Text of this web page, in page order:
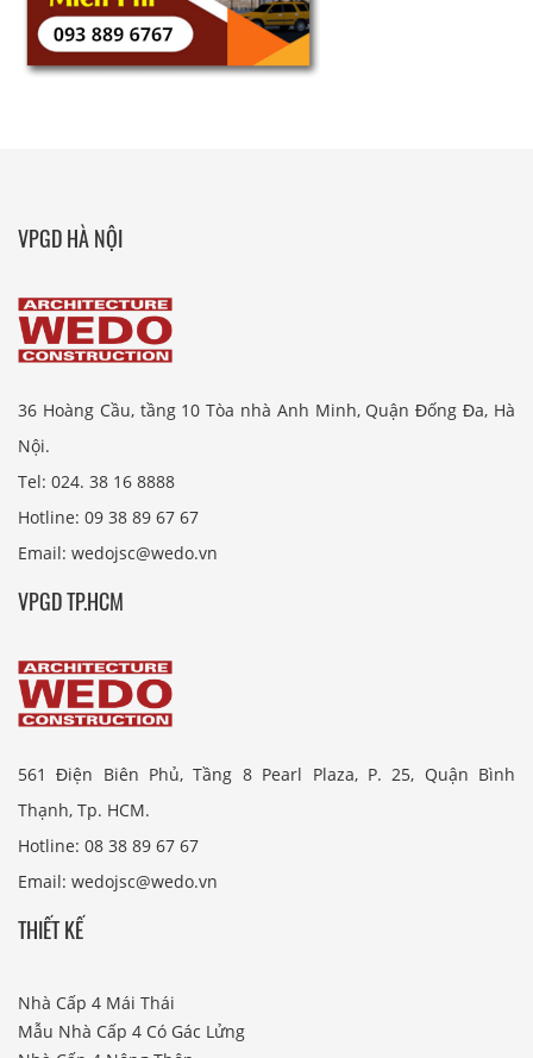
VPGD HÀ NỘI
36 Hoàng Cầu, tầng 10 Tòa nhà Anh Minh, Quận Đống Đa, Hà
Nội.
Tel: 024. 38 16 8888
Hotline: 09 38 89 67 67
Email: wedojsc@wedo.vn
VPGD TP.HCM
561 Điện Biên Phủ, Tầng 8 Pearl Plaza, P. 25, Quận Bình
Thạnh, Tp. HCM.
Hotline: 08 38 89 67 67
Email: wedojsc@wedo.vn
THIẾT KẾ
Nhà Cấp 4 Mái Thái
Mẫu Nhà Cấp 4 Có Gác Lửng